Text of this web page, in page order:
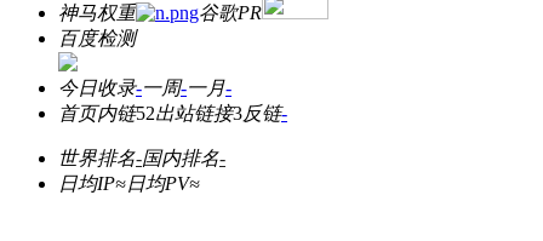
神马权重
谷歌PR
百度检测
今日收录-一周-一月-
首页内链52出站链接3反链-
世界排名-国内排名-
日均IP≈日均PV≈